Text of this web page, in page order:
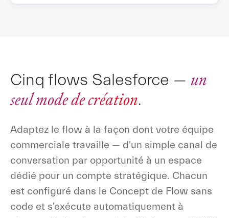
Cinq flows Salesforce — un
seul mode de création.
Adaptez le flow à la façon dont votre équipe
commerciale travaille — d'un simple canal de
conversation par opportunité à un espace
dédié pour un compte stratégique. Chacun
est configuré dans le Concept de Flow sans
code et s'exécute automatiquement à